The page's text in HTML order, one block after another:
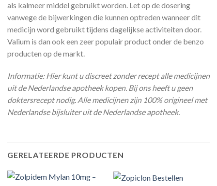
als kalmeer middel gebruikt worden. Let op de dosering
vanwege de bijwerkingen die kunnen optreden wanneer dit
medicijn word gebruikt tijdens dagelijkse activiteiten door.
Valium is dan ook een zeer populair product onder de benzo
producten op de markt.
Informatie: Hier kunt u discreet zonder recept alle medicijnen
uit de Nederlandse apotheek kopen. Bij ons heeft u geen
doktersrecept nodig. Alle medicijnen zijn 100% origineel met
Nederlandse bijsluiter uit de Nederlandse apotheek.
GERELATEERDE PRODUCTEN